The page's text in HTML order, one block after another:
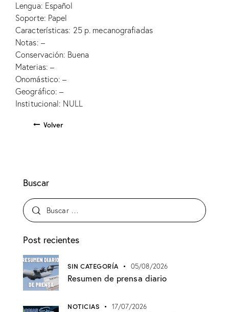
Lengua: Español
Soporte: Papel
Características: 25 p. mecanografiadas
Notas: –
Conservación: Buena
Materias: –
Onomástico: –
Geográfico: –
Institucional: NULL
Volver
Buscar
Post recientes
SIN CATEGORÍA 05/08/2026
Resumen de prensa diario
NOTICIAS 17/07/2026